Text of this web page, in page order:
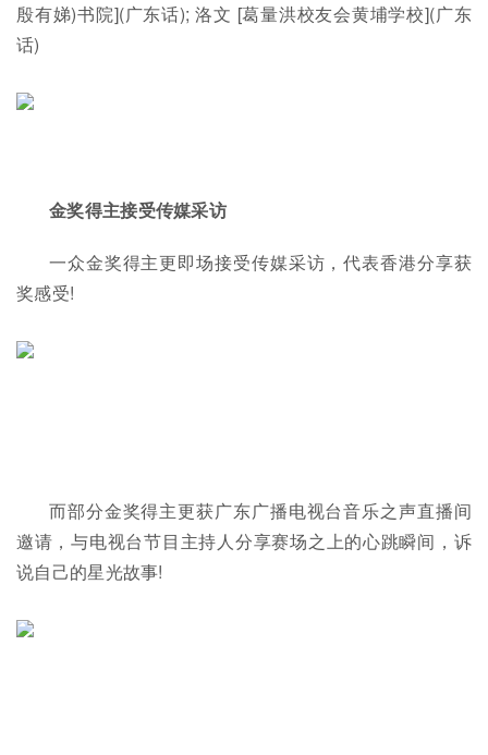
殷有娣)书院](广东话); 洛文 [葛量洪校友会黄埔学校](广东
话)
金奖得主接受传媒采访
一众金奖得主更即场接受传媒采访，代表香港分享获
奖感受!
而部分金奖得主更获广东广播电视台音乐之声直播间
邀请，与电视台节目主持人分享赛场之上的心跳瞬间，诉
说自己的星光故事!